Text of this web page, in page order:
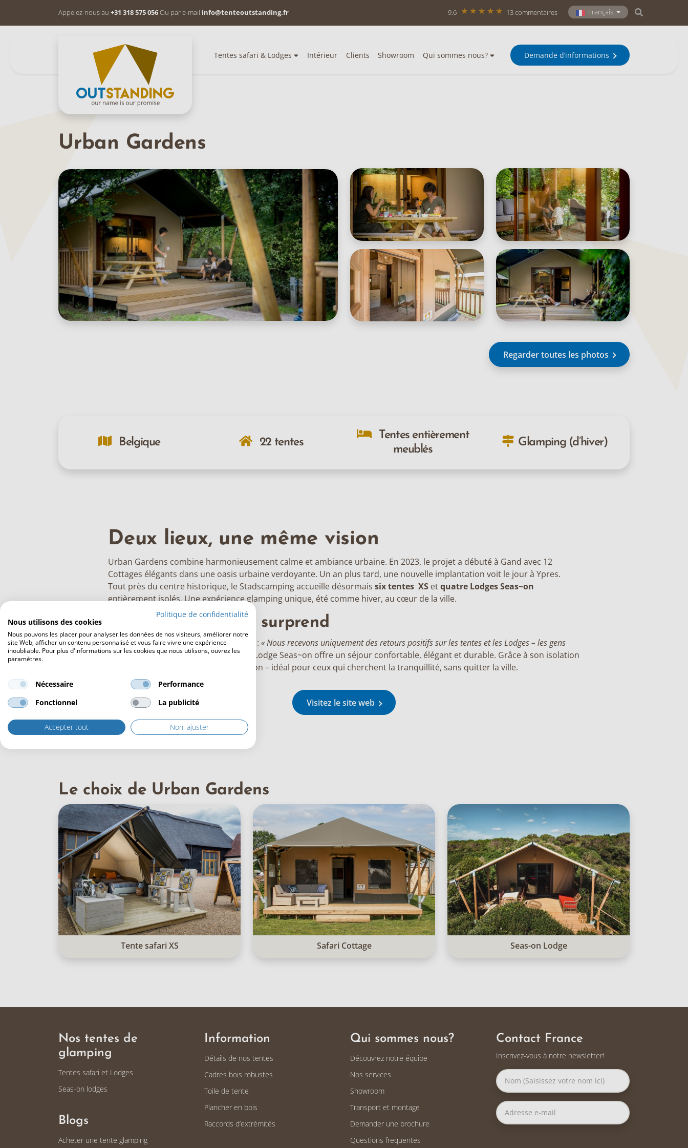
Appelez-nous au +31 318 575 056Ou par e-mail info@tenteoutstanding.fr 9,6 13 commentaires Français
Tentes safari & Lodges Intérieur Clients Showroom Qui sommes nous? Demande d’informations
Urban Gardens
Regarder toutes les photos
Belgique 22 tentes
Tentes entièrement
meublés
Glamping (d’hiver)
Deux lieux, une même vision
Urban Gardens combine harmonieusement calme et ambiance urbaine. En 2023, le projet a débuté à Gand avec 12
Cottages élégants dans une oasis urbaine verdoyante. Un an plus tard, une nouvelle implantation voit le jour à Ypres.
Tout près du centre historique, le Stadscamping accueille désormais six tentes XS etquatre Lodges Seas~on
entièrement isolés. Une expérience glamping unique, été comme hiver, au cœur de la ville.
Une expérience qui surprend
Les retours des clients sont unanimes : « Nous recevons uniquement des retours positifs sur les tentes et les Lodges – les gens
sont toujours agréablement surpris. »
Le Lodge Seas~on offre un séjour confortable, élégant et durable. Grâce à son isolation
optimale, il est parfait pour toute saison – idéal pour ceux qui cherchent la tranquillité, sans quitter la ville.
Visitez le site web
Le choix de Urban Gardens
Tente safari XS Safari Cottage Seas-on Lodge
Nos tentes de
glamping
Tentes safari et Lodges
Seas-on lodges
Blogs
Acheter une tente glamping
Information
Détails de nos tentes
Cadres bois robustes
Toile de tente
Plancher en bois
Raccords d’extrémités
Qui sommes nous?
Découvrez notre équipe
Nos services
Showroom
Transport et montage
Demander une brochure
Questions frequentes
Contact France
Inscrivez-vous à notre newsletter!
Politique de confidentialité
Nous utilisons des cookies
Nous pouvons les placer pour analyser les données de nos visiteurs, améliorer notre
site Web, afficher un contenu personnalisé et vous faire vivre une expérience
inoubliable. Pour plus d'informations sur les cookies que nous utilisons, ouvrez les
paramètres.
Nécessaire
Performance
Fonctionnel
La publicité
Accepter tout Non, ajuster